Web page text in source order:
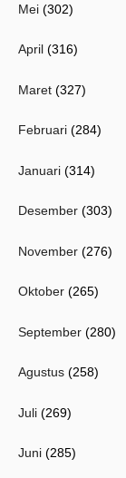
Mei (302)
April (316)
Maret (327)
Februari (284)
Januari (314)
Desember (303)
November (276)
Oktober (265)
September (280)
Agustus (258)
Juli (269)
Juni (285)